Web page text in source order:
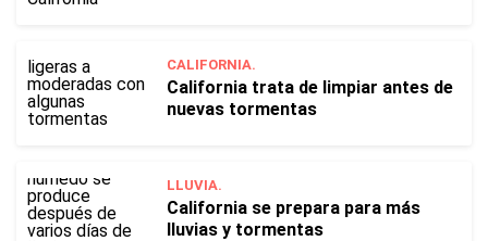
CALIFORNIA.
California trata de limpiar antes de
nuevas tormentas
LLUVIA.
California se prepara para más
lluvias y tormentas